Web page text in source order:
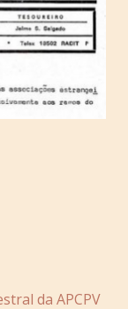
da APCPV